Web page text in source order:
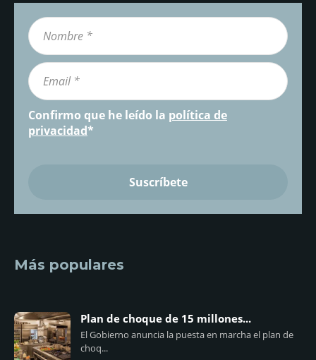
Confirmo que he leído la política de
privacidad*
Más populares
Plan de choque de 15 millones...
El Gobierno anuncia la puesta en marcha el plan de
choq...